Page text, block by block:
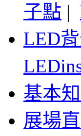
子點 |
LED
基本
展場